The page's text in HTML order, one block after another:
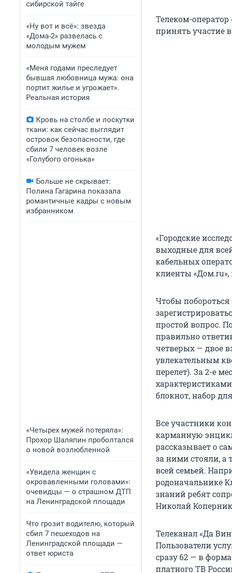
сибирской тайге
«Ну вот и всё»: звезда
«Дома-2» развелась с
молодым мужем
«Меня годами преследует
бывшая любовница мужа: она
портит жилье и угрожает».
Реальная история
Кровь на столбе и лоскутки
ткани: как сейчас выглядит
островок безопасности, где
сбили 7 человек возле
«Голубого огонька»
Больше не скрывает:
Полина Гагарина показала
романтичные кадры с новым
избранником
«Четырех мужей потеряла»:
Прохор Шаляпин проболтался
о новой возлюбленной
«Увидела женщин с
окровавленными головами»:
очевидцы — о страшном ДТП
на Ленинградской площади
Что грозит водителю, который
сбил 7 пешеходов на
Ленинградской площади —
ответ юриста
Телеком-
принять участие
«Городские
выходные для
кабельных
клиенты
Чтобы побороться
простой вопрос.
правильно
четверых — двое
увлекательным
перелет). За 2-е
блокнот, набор
Все участники
карманную
рассказывает о
за ними стояли, а
всей семьей.
родоначальнике
знаний ребят
Николай
Телеканал «Да
Пользователи
сразу 62 — в
платного ТВ